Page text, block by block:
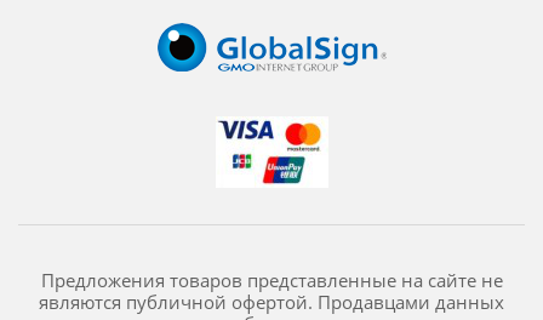
Предложения товаров представленные на сайте не
являются публичной офертой. Продавцами данных